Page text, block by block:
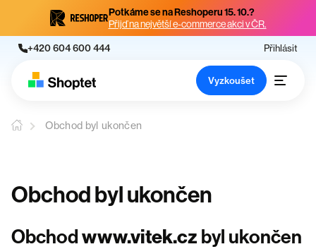
Potkáme se na Reshoperu 15. 10.?
Přijď na největší e-commerce akci v ČR.
+420 604 600 444 Přihlásit
Vyzkoušet
Obchod byl ukončen
Obchod byl ukončen
Obchodwww.vitek.cz byl ukončen